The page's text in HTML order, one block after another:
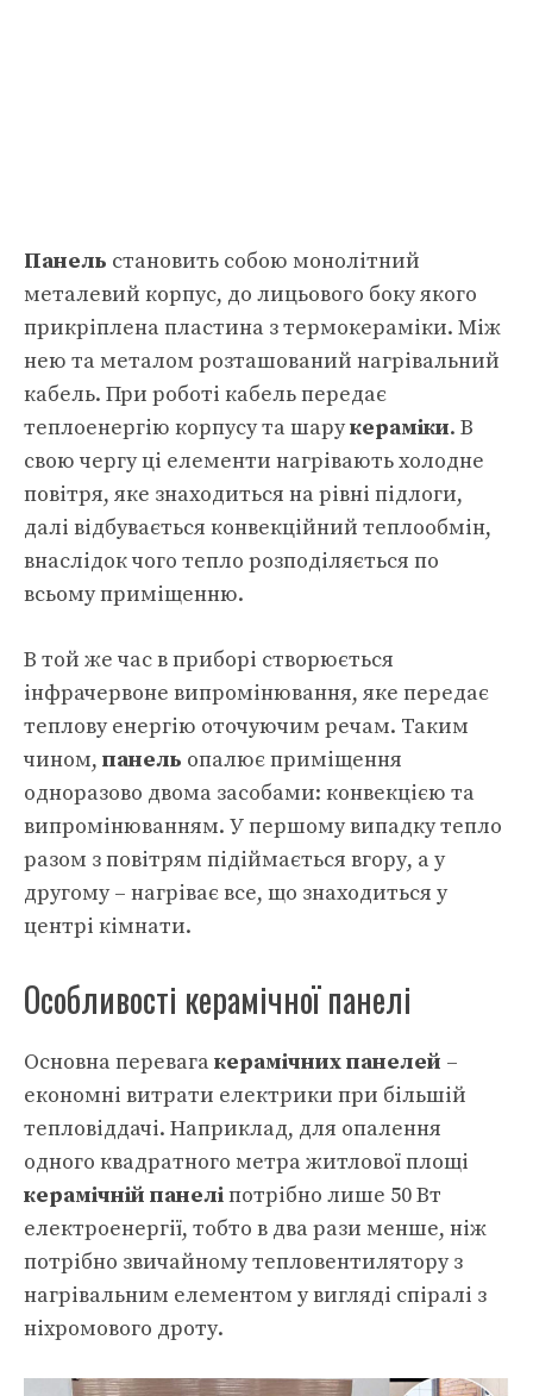
Панель становить собою монолітний
металевий корпус, до лицьового боку якого
прикріплена пластина з термокераміки. Між
нею та металом розташований нагрівальний
кабель. При роботі кабель передає
теплоенергію корпусу та шарукераміки. В
свою чергу ці елементи нагрівають холодне
повітря, яке знаходиться на рівні підлоги,
далі відбувається конвекційний теплообмін,
внаслідок чого тепло розподіляється по
всьому приміщенню.
В той же час в приборі створюється
інфрачервоне випромінювання, яке передає
теплову енергію оточуючим речам. Таким
чином, панель опалює приміщення
одноразово двома засобами: конвекцією та
випромінюванням. У першому випадку тепло
разом з повітрям підіймається вгору, а у
другому – нагріває все, що знаходиться у
центрі кімнати.
Особливості керамічної панелі
Основна перевагакерамічних панелей –
економні витрати електрики при більшій
тепловіддачі. Наприклад, для опалення
одного квадратного метра житлової площі
керамічній панеліпотрібно лише 50 Вт
електроенергії, тобто в два рази менше, ніж
потрібно звичайному тепловентилятору з
нагрівальним елементом у вигляді спіралі з
ніхромового дроту.